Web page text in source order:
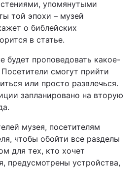
упомянутыми
той эпохи – музей
о библейских
в статье.
будет проповедовать какое-
смогут прийти
или просто развлечься.
запланировано на вторую
музея, посетителям
чтобы обойти все разделы
для тех, кто хочет
предусмотрены устройства,